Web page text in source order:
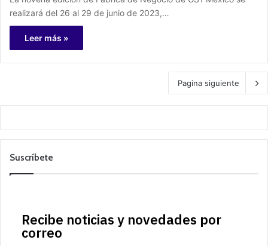
realizará del 26 al 29 de junio de 2023,…
Leer más »
Pagina siguiente
Suscríbete
Recibe noticias y novedades por
correo